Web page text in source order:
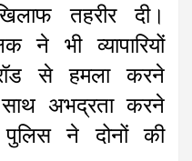
तहरीर दी।
ने भी व्यापारियों
से हमला करने
अभद्रता करने
ने दोनों की